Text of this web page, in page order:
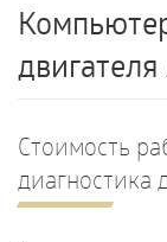
двигателя
Стоимость
диагностика